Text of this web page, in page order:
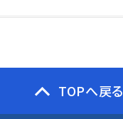
TOPへ戻る